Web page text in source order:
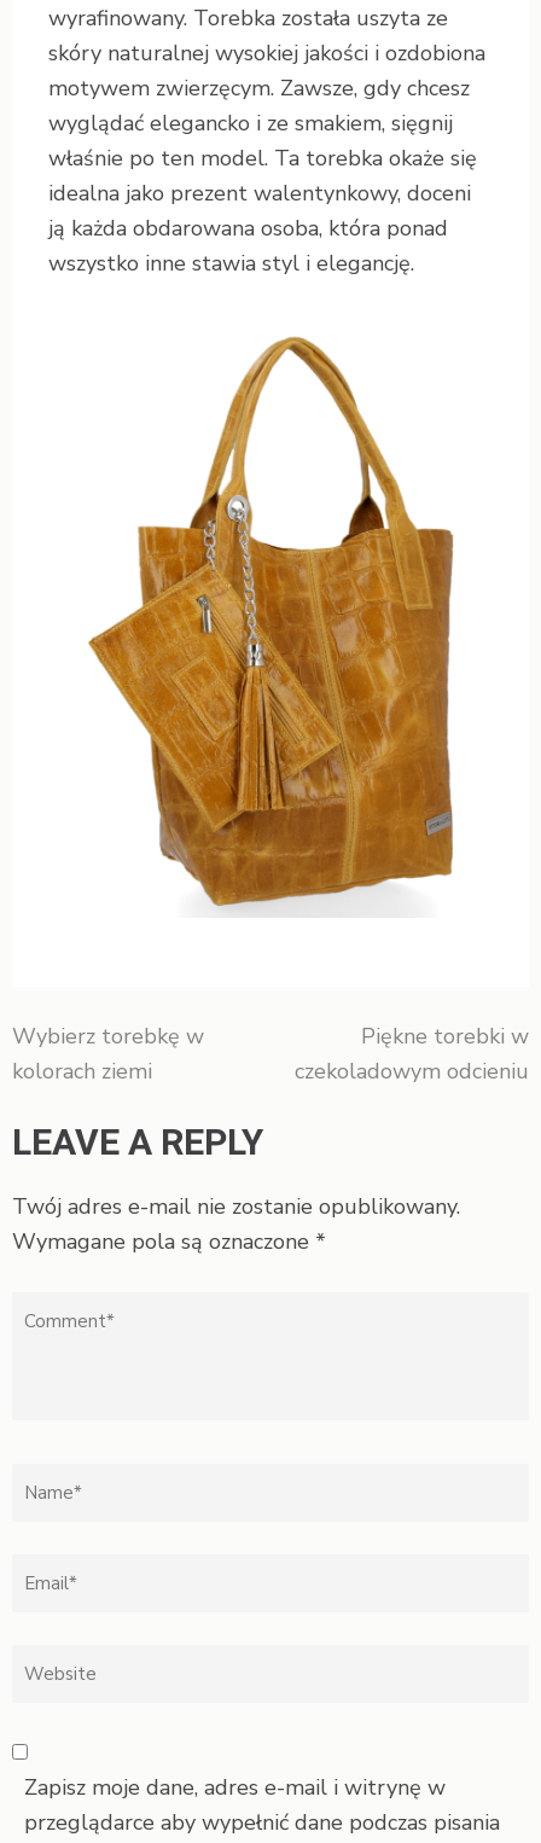
wyrafinowany. Torebka została uszyta ze
skóry naturalnej wysokiej jakości i ozdobiona
motywem zwierzęcym. Zawsze, gdy chcesz
wyglądać elegancko i ze smakiem, sięgnij
właśnie po ten model. Ta torebka okaże się
idealna jako prezent walentynkowy, doceni
ją każda obdarowana osoba, która ponad
wszystko inne stawia styl i elegancję.
Nawigacja
Wybierz torebkę w
kolorach ziemi
Piękne torebki w
czekoladowym odcieniu
LEAVE A REPLY
Twój adres e-mail nie zostanie opublikowany.
Wymagane pola są oznaczone *
Zapisz moje dane, adres e-mail i witrynę w
przeglądarce aby wypełnić dane podczas pisania